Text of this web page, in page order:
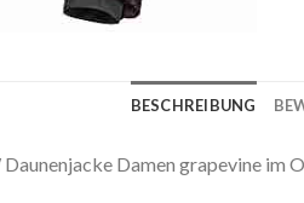
BESCHREIBUNG
Damen grapevine im